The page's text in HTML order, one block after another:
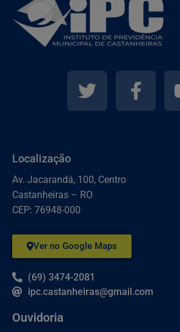
Localização
Av. Jacarandá, 100, Centro
Castanheiras – RO
CEP: 76948-000
Ver no Google Maps
(69) 3474-2081
ipc.castanheiras@gmail.com
Ouvidoria